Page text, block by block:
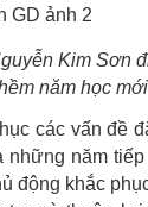
Kim Sơn
năm học
các vấn đề
những năm
động khắc